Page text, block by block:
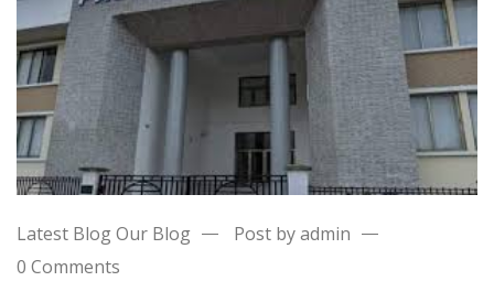
Latest BlogOur Blog
Post by admin
0 Comments